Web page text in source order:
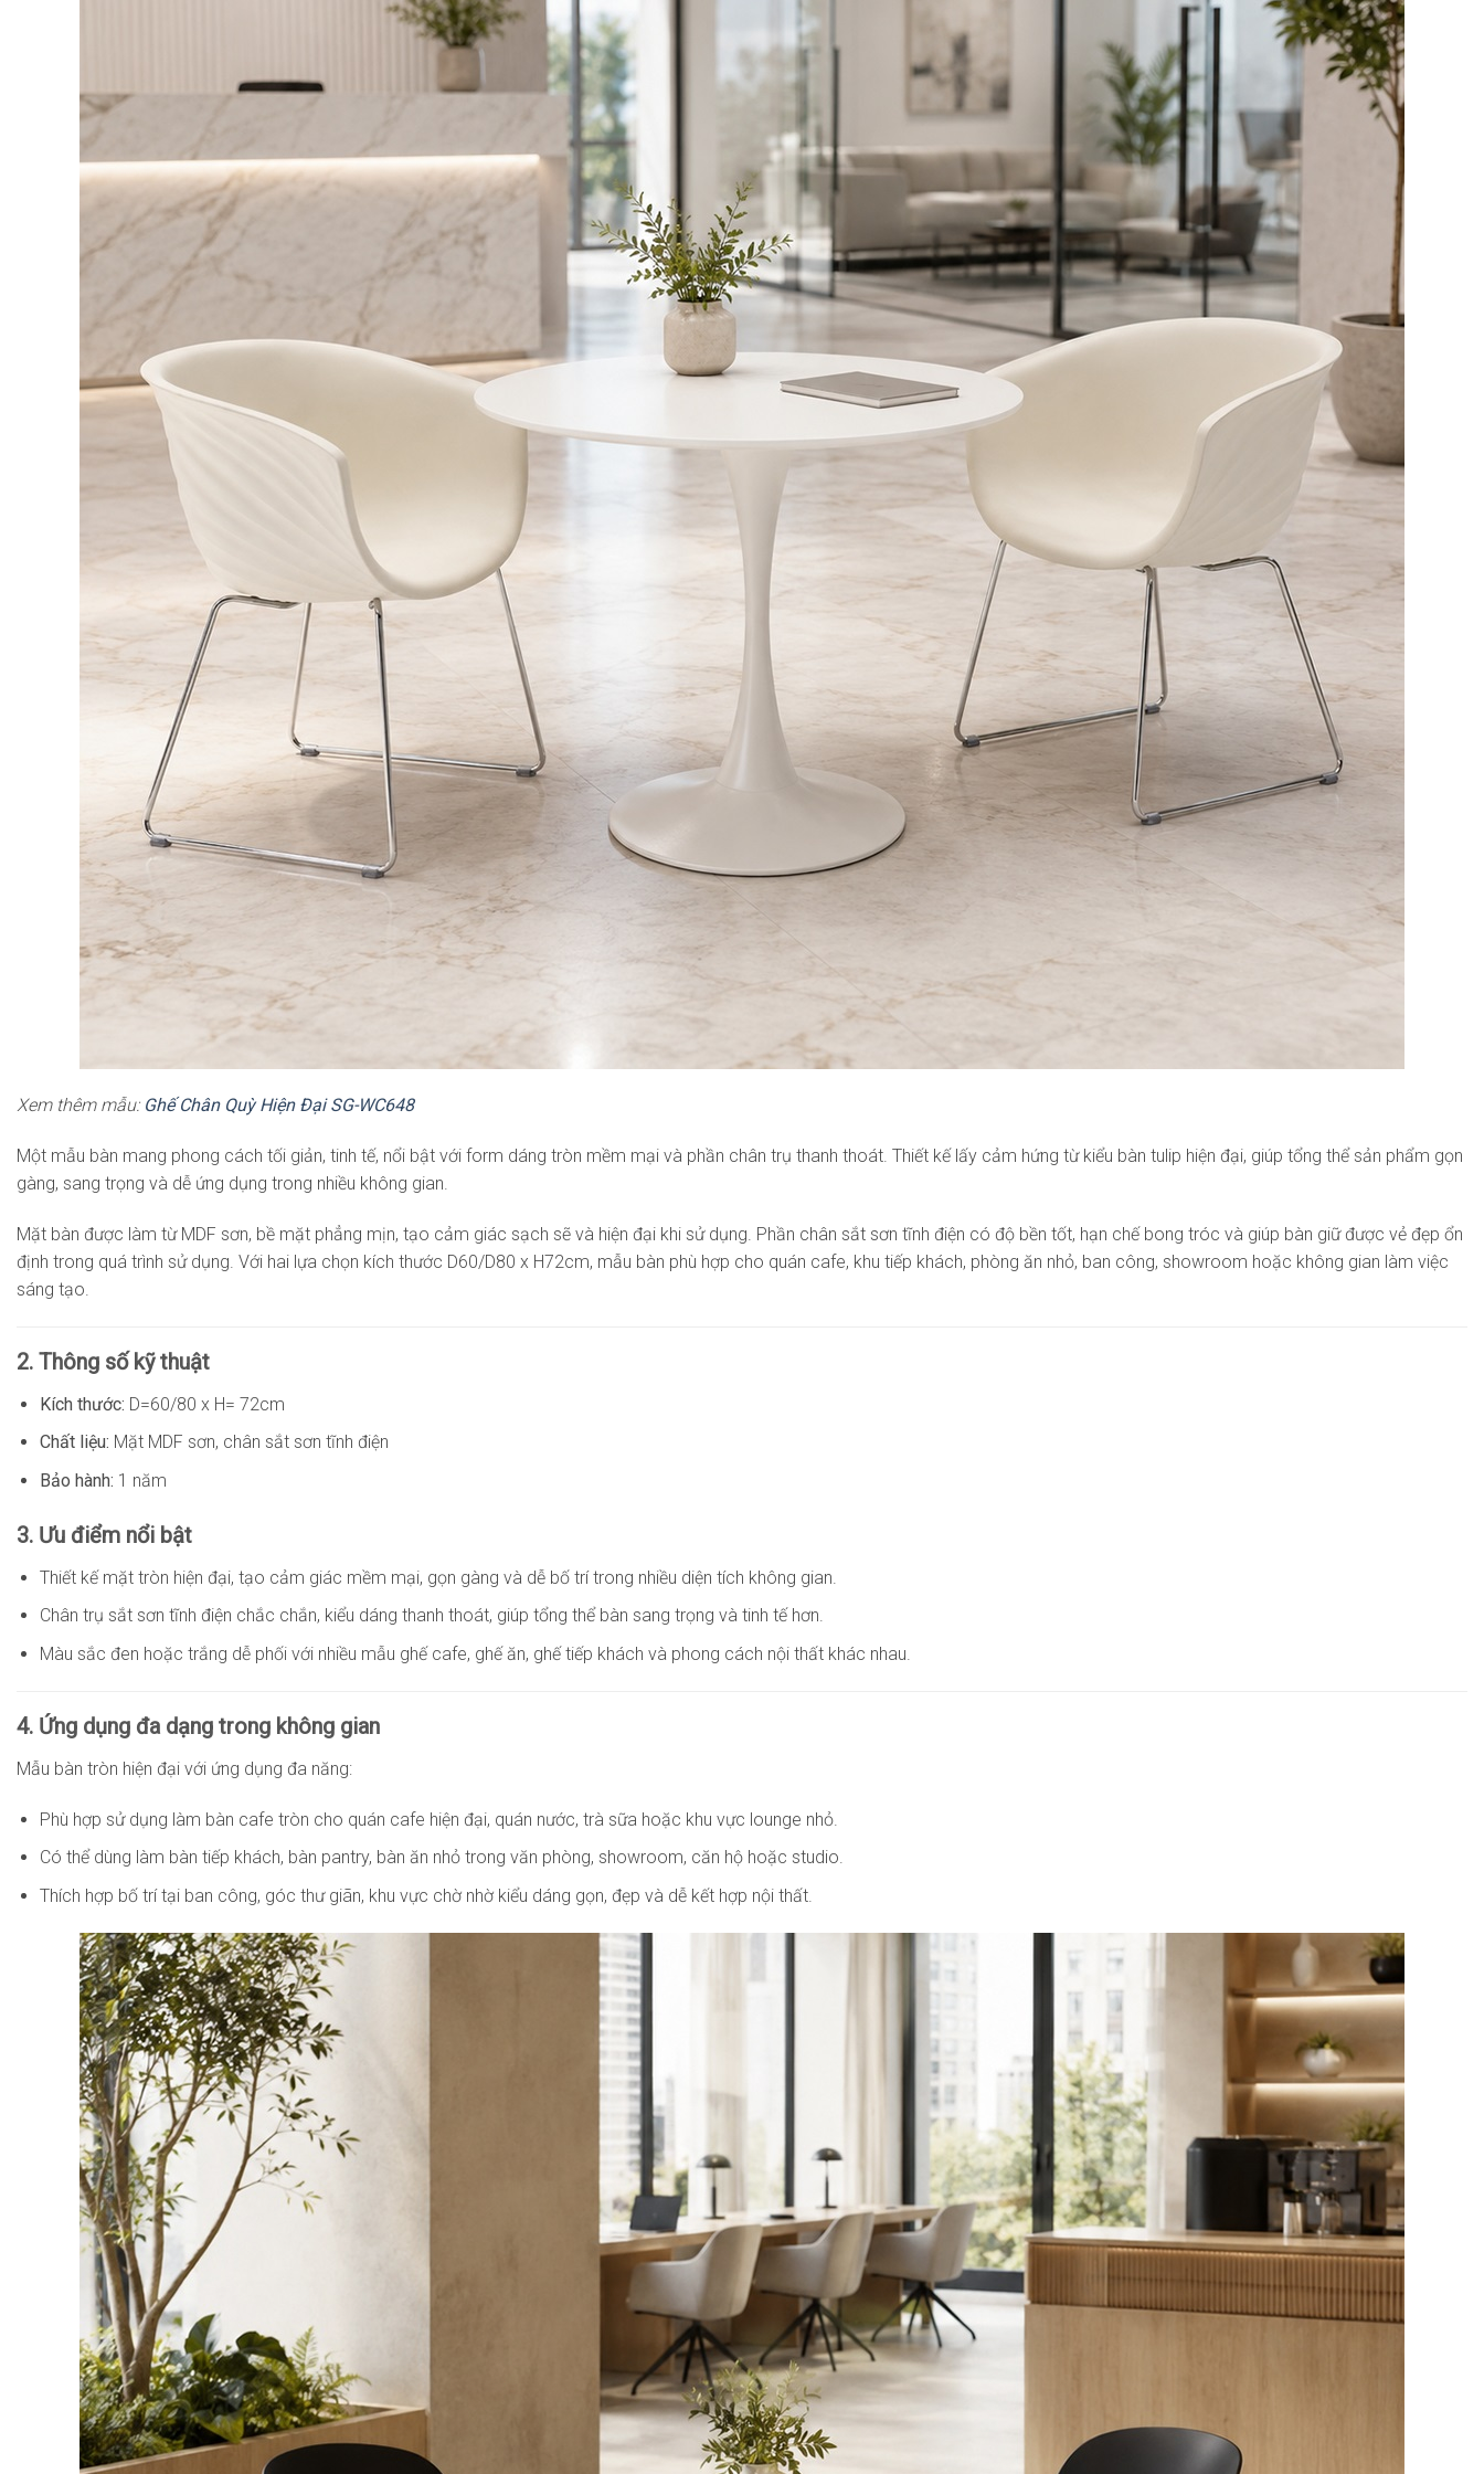
Xem thêm mẫu: Ghế Chân Quỳ Hiện Đại SG-WC648
Một mẫu bàn mang phong cách tối giản, tinh tế, nổi bật với form dáng tròn mềm mại và phần chân trụ thanh thoát. Thiết kế lấy cảm hứng từ kiểu bàn tulip hiện đại, giúp tổng thể sản phẩm gọn
gàng, sang trọng và dễ ứng dụng trong nhiều không gian.
Mặt bàn được làm từ MDF sơn, bề mặt phẳng mịn, tạo cảm giác sạch sẽ và hiện đại khi sử dụng. Phần chân sắt sơn tĩnh điện có độ bền tốt, hạn chế bong tróc và giúp bàn giữ được vẻ đẹp ổn
định trong quá trình sử dụng. Với hai lựa chọn kích thước D60/D80 x H72cm, mẫu bàn phù hợp cho quán cafe, khu tiếp khách, phòng ăn nhỏ, ban công, showroom hoặc không gian làm việc
sáng tạo.
2. Thông số kỹ thuật
Kích thước: D=60/80 x H= 72cm
Chất liệu: Mặt MDF sơn, chân sắt sơn tĩnh điện
Bảo hành: 1 năm
3. Ưu điểm nổi bật
Thiết kế mặt tròn hiện đại, tạo cảm giác mềm mại, gọn gàng và dễ bố trí trong nhiều diện tích không gian.
Chân trụ sắt sơn tĩnh điện chắc chắn, kiểu dáng thanh thoát, giúp tổng thể bàn sang trọng và tinh tế hơn.
Màu sắc đen hoặc trắng dễ phối với nhiều mẫu ghế cafe, ghế ăn, ghế tiếp khách và phong cách nội thất khác nhau.
4. Ứng dụng đa dạng trong không gian
Mẫu bàn tròn hiện đại với ứng dụng đa năng:
Phù hợp sử dụng làm bàn cafe tròn cho quán cafe hiện đại, quán nước, trà sữa hoặc khu vực lounge nhỏ.
Có thể dùng làm bàn tiếp khách, bàn pantry, bàn ăn nhỏ trong văn phòng, showroom, căn hộ hoặc studio.
Thích hợp bố trí tại ban công, góc thư giãn, khu vực chờ nhờ kiểu dáng gọn, đẹp và dễ kết hợp nội thất.